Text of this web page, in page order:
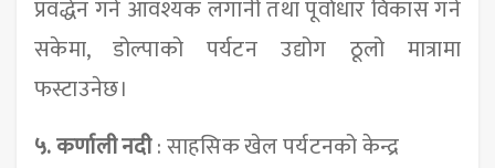
प्रवर्द्धन गर्न आवश्यक लगानी तथा पूर्वाधार विकास गर्न
सकेमा, डोल्पाको पर्यटन उद्योग ठूलो मात्रामा
फस्टाउनेछ।
५.कर्णाली नदी: साहसिक खेल पर्यटनको केन्द्र